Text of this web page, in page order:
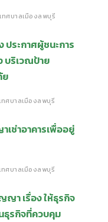
ทศบาลเมืองลพบุรี
ประกาศผู้ชนะการ
บริเวณป้าย
ย
ทศบาลเมืองลพบุรี
ช่าอาคารเพื่ออยู่
ทศบาลเมืองลพบุรี
า เรื่อง ให้ธุรกิจ
ธุรกิจที่ควบคุม